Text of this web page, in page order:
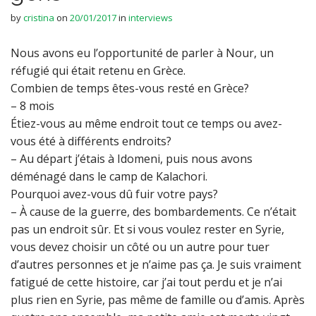
bycristina on 20/01/2017in interviews
Nous avons eu l’opportunité de parler à Nour, un
réfugié qui était retenu en Grèce.
Combien de temps êtes-vous resté en Grèce?
– 8 mois
Étiez-vous au même endroit tout ce temps ou avez-
vous été à différents endroits?
– Au départ j’étais à Idomeni, puis nous avons
déménagé dans le camp de Kalachori.
Pourquoi avez-vous dû fuir votre pays?
– À cause de la guerre, des bombardements. Ce n’était
pas un endroit sûr. Et si vous voulez rester en Syrie,
vous devez choisir un côté ou un autre pour tuer
d’autres personnes et je n’aime pas ça. Je suis vraiment
fatigué de cette histoire, car j’ai tout perdu et je n’ai
plus rien en Syrie, pas même de famille ou d’amis. Après